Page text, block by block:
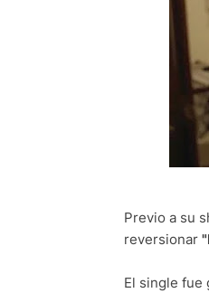
Previo a su
reversionar
El single fue